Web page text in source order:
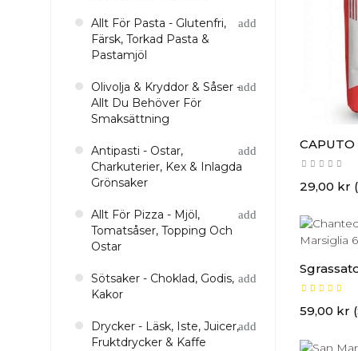
Allt För Pasta - Glutenfri,
Färsk, Torkad Pasta &
Pastamjöl
Olivolja & Kryddor & Såser -
Allt Du Behöver För
Smaksättning
Antipasti - Ostar,
Charkuterier, Kex & Inlagda
Grönsaker
Allt För Pizza - Mjöl,
Tomatsåser, Topping Och
Ostar
Sötsaker - Choklad, Godis,
Kakor
Drycker - Läsk, Iste, Juicer,
Fruktdrycker & Kaffe
Pris
29,00 kr
Pris
59,00 kr